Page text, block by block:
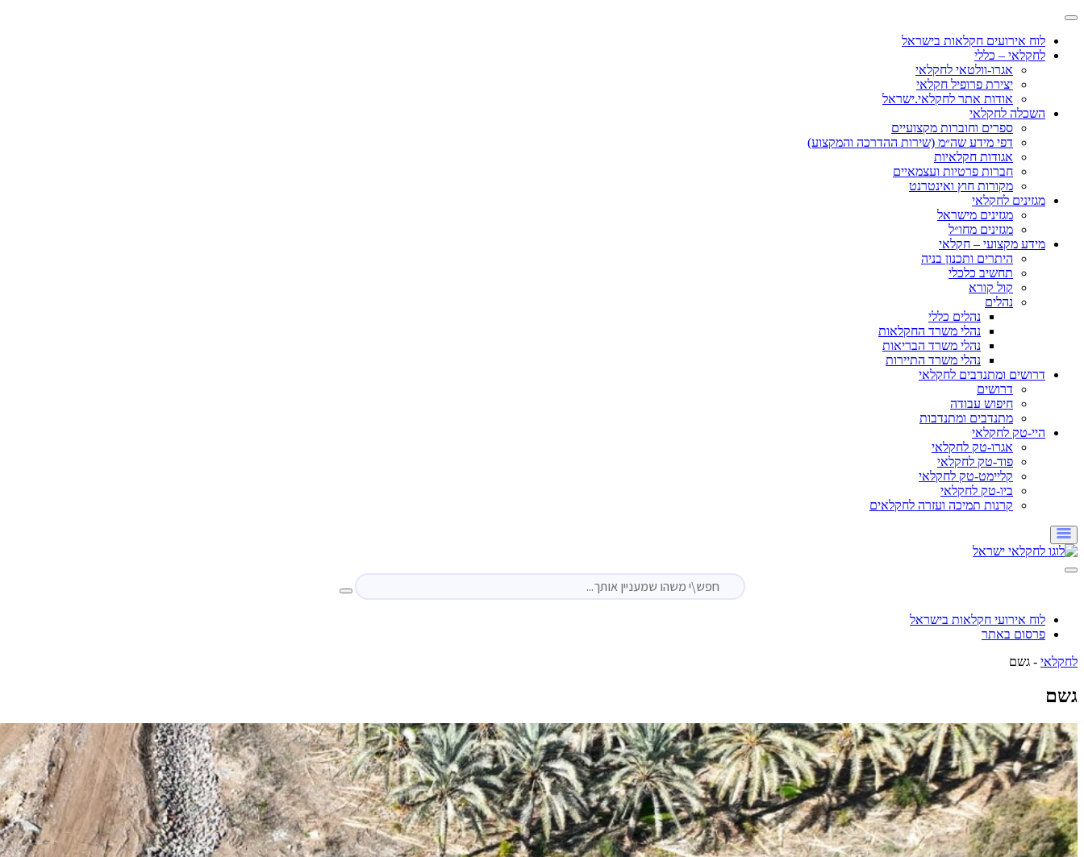
לוח אירועים חקלאות בישראל
לחקלאי – כללי
אגרו-וולטאי לחקלאי
יצירת פרופיל חקלאי
אודות אתר לחקלאי.ישראל
השכלה לחקלאי
ספרים וחוברות מקצועיים
דפי מידע שה״מ (שירות ההדרכה והמקצוע)
אגודות חקלאיות
חברות פרטיות ועצמאיים
מקורות חוץ ואינטרנט
מגזינים לחקלאי
מגזינים מישראל
מגזינים מחו״ל
מידע מקצועי – חקלאי
היתרים ותכנון בניה
תחשיב כלכלי
קול קורא
נהלים
נהלים כללי
נהלי משרד החקלאות
נהלי משרד הבריאות
נהלי משרד התיירות
דרושים ומתנדבים לחקלאי
דרושים
חיפוש עבודה
מתנדבים ומתנדבות
היי-טק לחקלאי
אגרו-טק לחקלאי
פוד-טק לחקלאי
קליימט-טק לחקלאי
ביו-טק לחקלאי
קרנות תמיכה ועזרה לחקלאים
לוח אירועי חקלאות בישראל
פרסום באתר
לחקלאי - גשם
גשם